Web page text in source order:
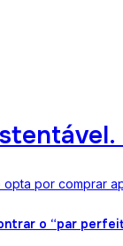
por comprar
o “par